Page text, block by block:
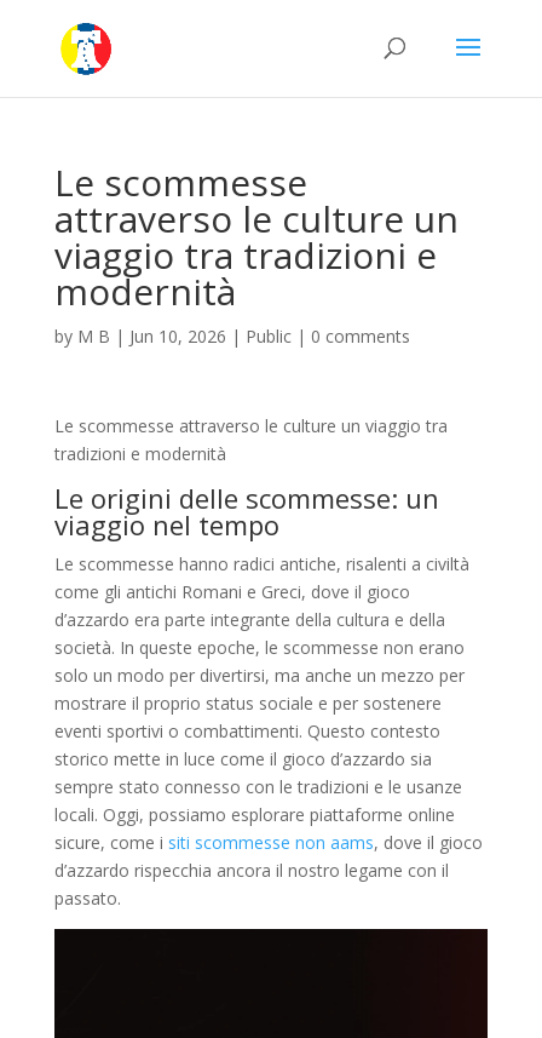
Le scommesse
attraverso le culture un
viaggio tra tradizioni e
modernità
by M B | Jun 10, 2026 | Public| 0 comments
Le scommesse attraverso le culture un viaggio tra
tradizioni e modernità
Le origini delle scommesse: un
viaggio nel tempo
Le scommesse hanno radici antiche, risalenti a civiltà
come gli antichi Romani e Greci, dove il gioco
d’azzardo era parte integrante della cultura e della
società. In queste epoche, le scommesse non erano
solo un modo per divertirsi, ma anche un mezzo per
mostrare il proprio status sociale e per sostenere
eventi sportivi o combattimenti. Questo contesto
storico mette in luce come il gioco d’azzardo sia
sempre stato connesso con le tradizioni e le usanze
locali. Oggi, possiamo esplorare piattaforme online
sicure, come i siti scommesse non aams, dove il gioco
d’azzardo rispecchia ancora il nostro legame con il
passato.